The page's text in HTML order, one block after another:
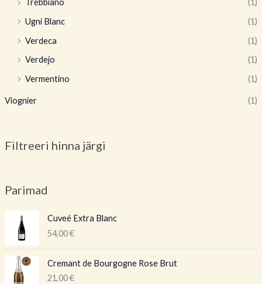
Trebbiano
(1)
Ugni Blanc
(1)
Verdeca
(1)
Verdejo
(1)
Vermentino
(1)
Viognier (1)
Filtreeri hinna järgi
Parimad
Cuveé Extra Blanc
54,00€
Cremant de Bourgogne Rose Brut
21,00€